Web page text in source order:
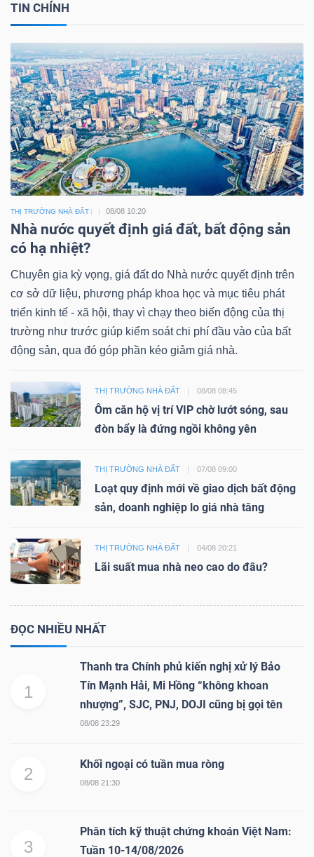
TIN CHÍNH
THỊ TRƯỜNG NHÀ ĐẤT 08/08 10:20
Nhà nước quyết định giá đất, bất động sản
có hạ nhiệt?
Chuyên gia kỳ vọng, giá đất do Nhà nước quyết định trên
cơ sở dữ liệu, phương pháp khoa học và mục tiêu phát
triển kinh tế - xã hội, thay vì chạy theo biến động của thị
trường như trước giúp kiểm soát chi phí đầu vào của bất
động sản, qua đó góp phần kéo giảm giá nhà.
THỊ TRƯỜNG NHÀ ĐẤT 08/08 08:45
Ôm căn hộ vị trí VIP chờ lướt sóng, sau
đòn bẩy là đứng ngồi không yên
THỊ TRƯỜNG NHÀ ĐẤT 07/08 09:00
Loạt quy định mới về giao dịch bất động
sản, doanh nghiệp lo giá nhà tăng
THỊ TRƯỜNG NHÀ ĐẤT 04/08 20:21
Lãi suất mua nhà neo cao do đâu?
ĐỌC NHIỀU NHẤT
1
Thanh tra Chính phủ kiến nghị xử lý Bảo
Tín Mạnh Hải, Mi Hồng “không khoan
nhượng”, SJC, PNJ, DOJI cũng bị gọi tên
08/08 23:29
2
Khối ngoại có tuần mua ròng
08/08 21:30
3
Phân tích kỹ thuật chứng khoán Việt Nam:
Tuần 10-14/08/2026